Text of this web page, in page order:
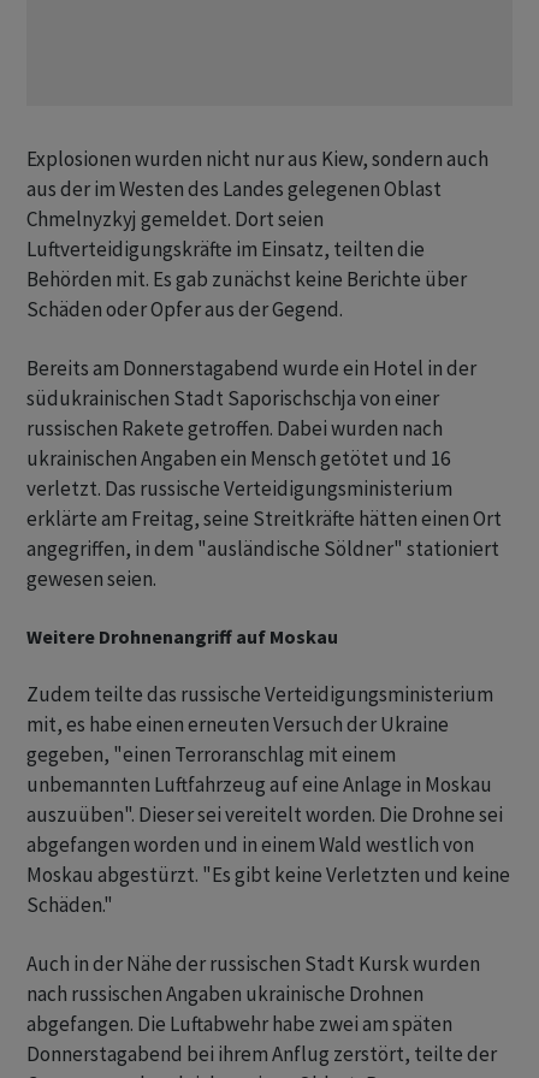
Explosionen wurden nicht nur aus Kiew, sondern auch
aus der im Westen des Landes gelegenen Oblast
Chmelnyzkyj gemeldet. Dort seien
Luftverteidigungskräfte im Einsatz, teilten die
Behörden mit. Es gab zunächst keine Berichte über
Schäden oder Opfer aus der Gegend.
Bereits am Donnerstagabend wurde ein Hotel in der
südukrainischen Stadt Saporischschja von einer
russischen Rakete getroffen. Dabei wurden nach
ukrainischen Angaben ein Mensch getötet und 16
verletzt. Das russische Verteidigungsministerium
erklärte am Freitag, seine Streitkräfte hätten einen Ort
angegriffen, in dem "ausländische Söldner" stationiert
gewesen seien.
Weitere Drohnenangriff auf Moskau
Zudem teilte das russische Verteidigungsministerium
mit, es habe einen erneuten Versuch der Ukraine
gegeben, "einen Terroranschlag mit einem
unbemannten Luftfahrzeug auf eine Anlage in Moskau
auszuüben". Dieser sei vereitelt worden. Die Drohne sei
abgefangen worden und in einem Wald westlich von
Moskau abgestürzt. "Es gibt keine Verletzten und keine
Schäden."
Auch in der Nähe der russischen Stadt Kursk wurden
nach russischen Angaben ukrainische Drohnen
abgefangen. Die Luftabwehr habe zwei am späten
Donnerstagabend bei ihrem Anflug zerstört, teilte der